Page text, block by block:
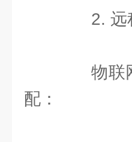
2. 远程
物联网
配：